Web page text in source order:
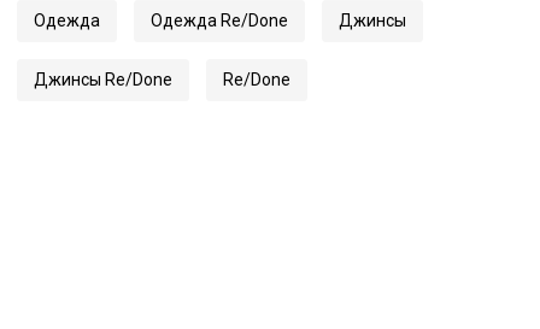
Одежда Одежда Re/Done Джинсы
Джинсы Re/Done Re/Done